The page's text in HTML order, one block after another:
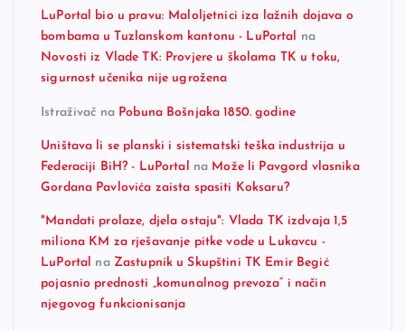
LuPortal bio u pravu: Maloljetnici iza lažnih dojava o
bombama u Tuzlanskom kantonu - LuPortal na
Novosti iz Vlade TK: Provjere u školama TK u toku,
sigurnost učenika nije ugrožena
Istraživač na Pobuna Bošnjaka 1850. godine
Uništava li se planski i sistematski teška industrija u
Federaciji BiH? - LuPortal
na Može li Pavgord vlasnika
Gordana Pavlovića zaista spasiti Koksaru?
"Mandati prolaze, djela ostaju": Vlada TK izdvaja 1,5
miliona KM za rješavanje pitke vode u Lukavcu -
LuPortal na Zastupnik u Skupštini TK Emir Begić
pojasnio prednosti „komunalnog prevoza“ i način
njegovog funkcionisanja